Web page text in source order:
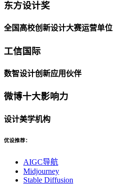
东方设计奖
全国高校创新设计大赛运营单位
工信国际
数智设计创新应用伙伴
微博十大影响力
设计美学机构
优设推荐：
AIGC导航
Midjourney
Stable Diffusion